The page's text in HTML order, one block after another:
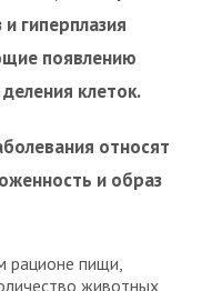
гиперплазия
появлению
клеток.
относят
и образ
рационе пищи,
животных